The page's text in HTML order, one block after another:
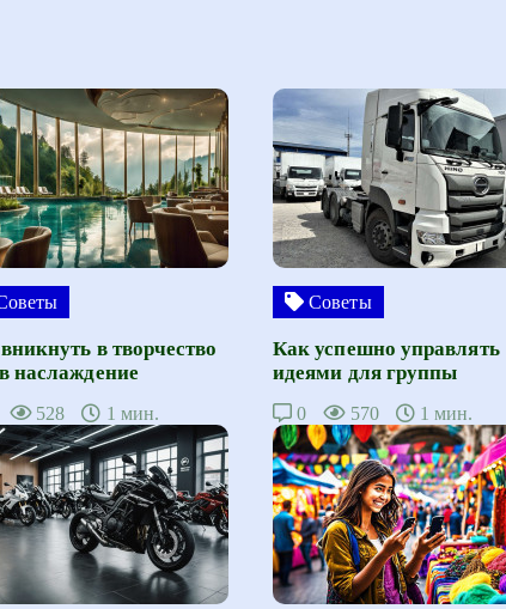
в творчество
наслаждение
528 1 мин.
Советы
Как успешно управлять
идеями для группы
0 570 1 мин.